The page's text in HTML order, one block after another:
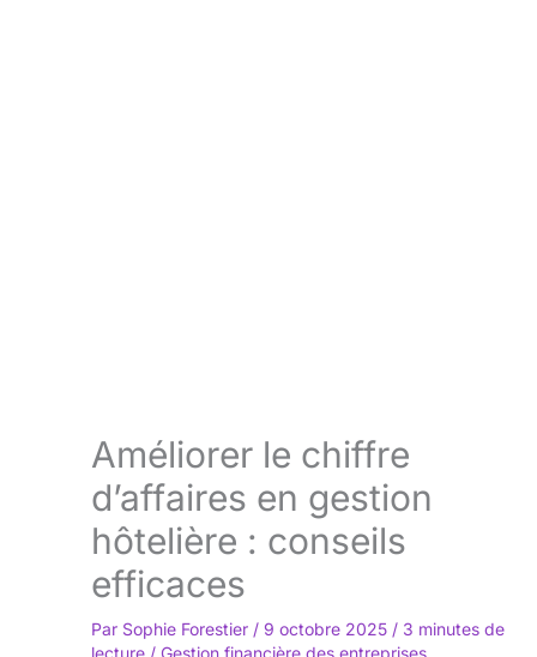
Améliorer le chiffre
d’affaires en gestion
hôtelière : conseils
efficaces
Par Sophie Forestier / 9 octobre 2025 / 3 minutes de
lecture / Gestion financière des entreprises,